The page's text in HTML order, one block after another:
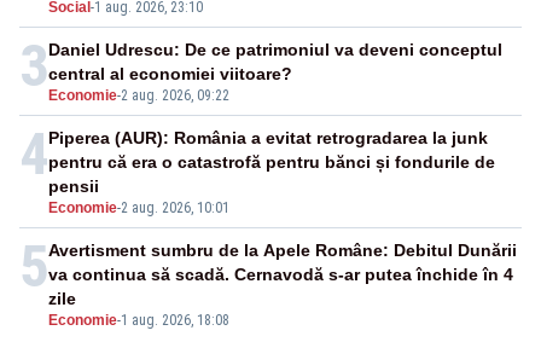
Social -1 aug. 2026, 23:10
3 Economie-2 aug. 2026, 09:22
Daniel Udrescu: De ce patrimoniul va deveni conceptul
central al economiei viitoare?
4
Economie-2 aug. 2026, 10:01
Piperea (AUR): România a evitat retrogradarea la junk
pentru că era o catastrofă pentru bănci și fondurile de
pensii
5
Economie-1 aug. 2026, 18:08
Avertisment sumbru de la Apele Române: Debitul Dunării
va continua să scadă. Cernavodă s-ar putea închide în 4
zile